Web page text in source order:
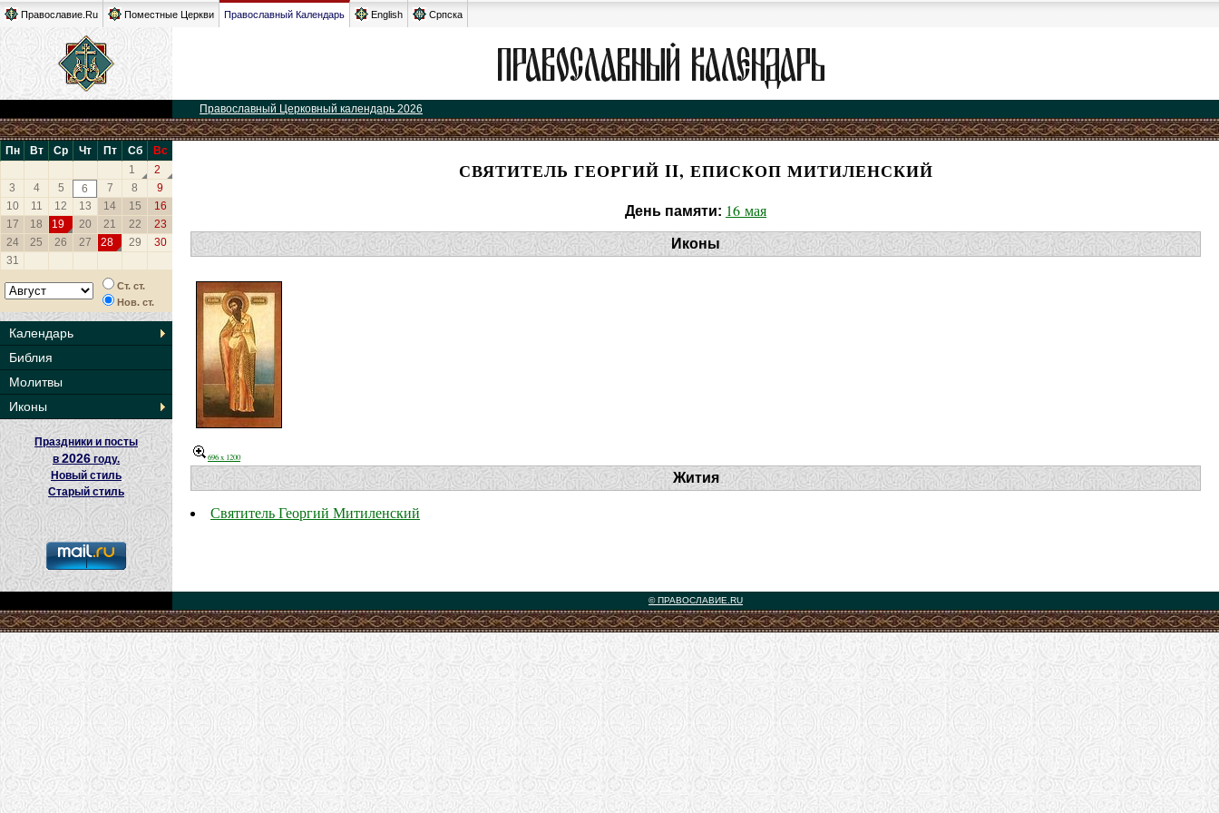
Православие.Ru Поместные Церкви Православный Календарь English Српска
Православный Церковный календарь 2026
Пн Вт Ср Чт Пт Сб
Вс
1
2
3
4 5 6 7 8
9
10
11 12 13 14 15
16
17
18 19 20 21 22
23
24
25 26 27 28 29
30
31
Ст. ст.
Нов. ст.
Календарь
Библия
Молитвы
Иконы
Праздники и посты
в2026 году.
Новый стиль
Старый стиль
СВЯТИТЕЛЬ ГЕОРГИЙ II, ЕПИСКОП МИТИЛЕНСКИЙ
День памяти: 16 мая
Иконы
696 x 1200
Жития
Святитель Георгий Митиленский
© ПРАВОСЛАВИЕ.RU